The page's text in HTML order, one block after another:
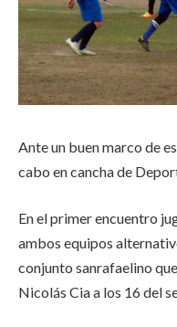
Ante un buen marco de
cabo en cancha de
En el primer encuentro
ambos equipos
conjunto sanrafaelino
Nicolás Cia a los 16 del